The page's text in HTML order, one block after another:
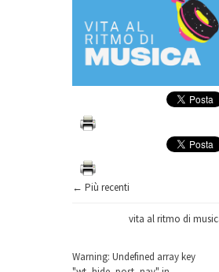
← Più recenti
vita al ritmo di
Warning: Undefined array key